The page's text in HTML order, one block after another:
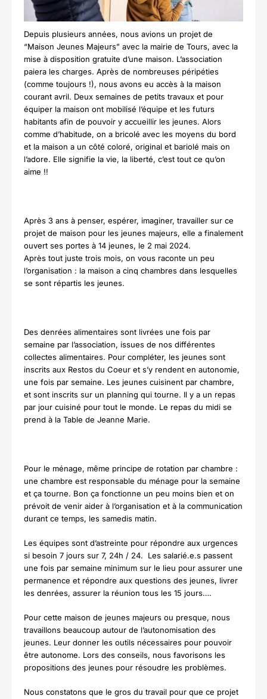
Depuis plusieurs années, nous avions un projet de
“Maison Jeunes Majeurs” avec la mairie de Tours, avec la
mise à disposition gratuite d’une maison. L’association
paiera les charges. Après de nombreuses péripéties
(comme toujours !), nous avons eu accès à la maison
courant avril. Deux semaines de petits travaux et pour
équiper la maison ont mobilisé l’équipe et les futurs
habitants afin de pouvoir y accueillir les jeunes. Alors
comme d’habitude, on a bricolé avec les moyens du bord
et la maison a un côté coloré, original et bariolé mais on
l’adore. Elle signifie la vie, la liberté, c’est tout ce qu’on
aime !!
Après 3 ans à penser, espérer, imaginer, travailler sur ce
projet de maison pour les jeunes majeurs, elle a finalement
ouvert ses portes à 14 jeunes, le 2 mai 2024.
Après tout juste trois mois, on vous raconte un peu
l’organisation : la maison a cinq chambres dans lesquelles
se sont répartis les jeunes.
Des denrées alimentaires sont livrées une fois par
semaine par l’association, issues de nos différentes
collectes alimentaires. Pour compléter, les jeunes sont
inscrits aux Restos du Coeur et s’y rendent en autonomie,
une fois par semaine. Les jeunes cuisinent par chambre,
et sont inscrits sur un planning qui tourne. Il y a un repas
par jour cuisiné pour tout le monde. Le repas du midi se
prend à la Table de Jeanne Marie.
Pour le ménage, même principe de rotation par chambre :
une chambre est responsable du ménage pour la semaine
et ça tourne. Bon ça fonctionne un peu moins bien et on
prévoit de venir aider à l’organisation et à la communication
durant ce temps, les samedis matin.
Les équipes sont d’astreinte pour répondre aux urgences
si besoin 7 jours sur 7, 24h / 24. Les salarié.e.s passent
une fois par semaine minimum sur le lieu pour assurer une
permanence et répondre aux questions des jeunes, livrer
les denrées, assurer la réunion tous les 15 jours….
Pour cette maison de jeunes majeurs ou presque, nous
travaillons beaucoup autour de l’autonomisation des
jeunes. Leur donner les outils nécessaires pour pouvoir
être autonome. Lors des conseils, nous favorisons les
propositions des jeunes pour résoudre les problèmes.
Nous constatons que le gros du travail pour que ce projet